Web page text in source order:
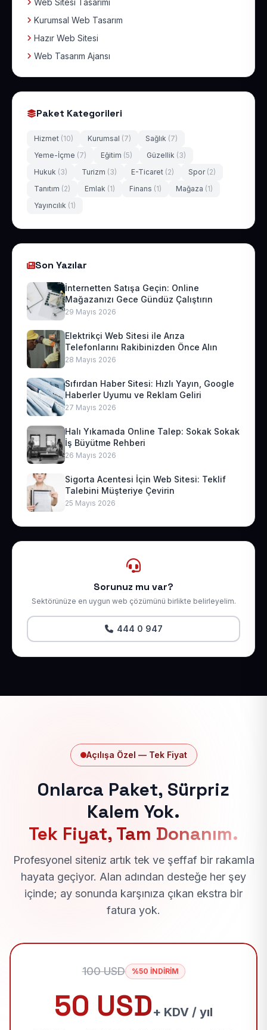
Web Sitesi Tasarımı
Kurumsal Web Tasarım
Hazır Web Sitesi
Web Tasarım Ajansı
Paket Kategorileri
Hizmet (10) Kurumsal (7) Sağlık (7)
Yeme-İçme (7) Eğitim (5) Güzellik (3)
Hukuk (3) Turizm (3) E-Ticaret (2) Spor (2)
Tanıtım (2) Emlak (1) Finans (1) Mağaza (1)
Yayıncılık (1)
Son Yazılar
İnternetten Satışa Geçin: Online
Mağazanızı Gece Gündüz Çalıştırın
29 Mayıs 2026
Elektrikçi Web Sitesi ile Arıza
Telefonlarını Rakibinizden Önce Alın
28 Mayıs 2026
Sıfırdan Haber Sitesi: Hızlı Yayın, Google
Haberler Uyumu ve Reklam Geliri
27 Mayıs 2026
Halı Yıkamada Online Talep: Sokak Sokak
İş Büyütme Rehberi
26 Mayıs 2026
Sigorta Acentesi İçin Web Sitesi: Teklif
Talebini Müşteriye Çevirin
25 Mayıs 2026
Sorunuz mu var?
Sektörünüze en uygun web çözümünü birlikte belirleyelim.
444 0 947
Açılışa Özel — Tek Fiyat
Onlarca Paket, Sürpriz
Kalem Yok.
Tek Fiyat, Tam Donanım.
Profesyonel siteniz artık tek ve şeffaf bir rakamla
hayata geçiyor. Alan adından desteğe her şey
içinde; ay sonunda karşınıza çıkan ekstra bir
fatura yok.
100 USD %50 İNDİRİM
50 USD+ KDV / yıl